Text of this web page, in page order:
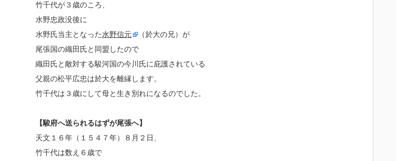
竹千代が３歳のころ、
水野忠政没後に
水野氏当主となった水野信元
（於大の兄）が
尾張国の織田氏と同盟したので
織田氏と敵対する駿河国の今川氏に庇護されている
父親の松平広忠は於大を離縁します。
竹千代は３歳にして母と生き別れになるのでした。
【駿府へ送られるはずが尾張へ】
天文１６年（１５４７年）８月２日、
竹千代は数え６歳で